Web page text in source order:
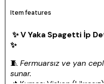
Item features
✨V Yaka Spagetti İp
✨
🧵 Fermuarsız ve yan
sunar.